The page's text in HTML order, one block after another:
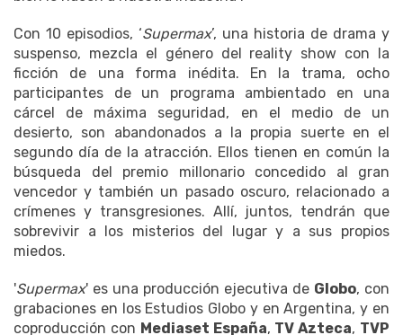
Con 10 episodios, ‘Supermax’, una historia de drama y
suspenso, mezcla el género del reality show con la
ficción de una forma inédita. En la trama, ocho
participantes de un programa ambientado en una
cárcel de máxima seguridad, en el medio de un
desierto, son abandonados a la propia suerte en el
segundo día de la atracción. Ellos tienen en común la
búsqueda del premio millonario concedido al gran
vencedor y también un pasado oscuro, relacionado a
crímenes y transgresiones. Allí, juntos, tendrán que
sobrevivir a los misterios del lugar y a sus propios
miedos.
'Supermax' es una producción ejecutiva de Globo, con
grabaciones en los Estudios Globo y en Argentina, y en
coproducción con Mediaset España, TV Azteca, TVP